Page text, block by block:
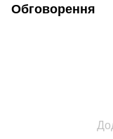
Обговорення